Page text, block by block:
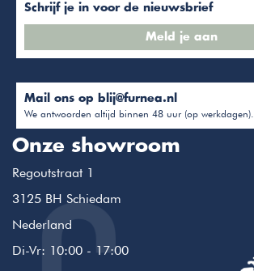
Schrijf je in voor de nieuwsbrief
Meld je aan
Mail ons op blij@furnea.nl
We antwoorden altijd binnen 48 uur (op werkdagen).
Onze showroom
Regoutstraat 1
3125 BH Schiedam
Nederland
Di-Vr: 10:00 - 17:00